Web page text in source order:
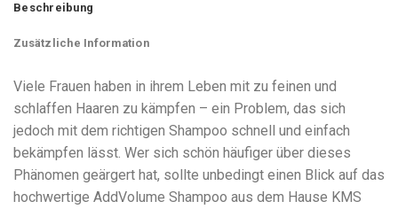
Beschreibung
Zusätzliche Information
Viele Frauen haben in ihrem Leben mit zu feinen und
schlaffen Haaren zu kämpfen – ein Problem, das sich
jedoch mit dem richtigen Shampoo schnell und einfach
bekämpfen lässt. Wer sich schön häufiger über dieses
Phänomen geärgert hat, sollte unbedingt einen Blick auf das
hochwertige AddVolume Shampoo aus dem Hause KMS